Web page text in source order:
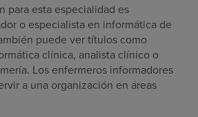
para esta especialidad es
o especialista en informática de
puede ver títulos como
clínica, analista clínico o
Los enfermeros informadores
a una organización en áreas